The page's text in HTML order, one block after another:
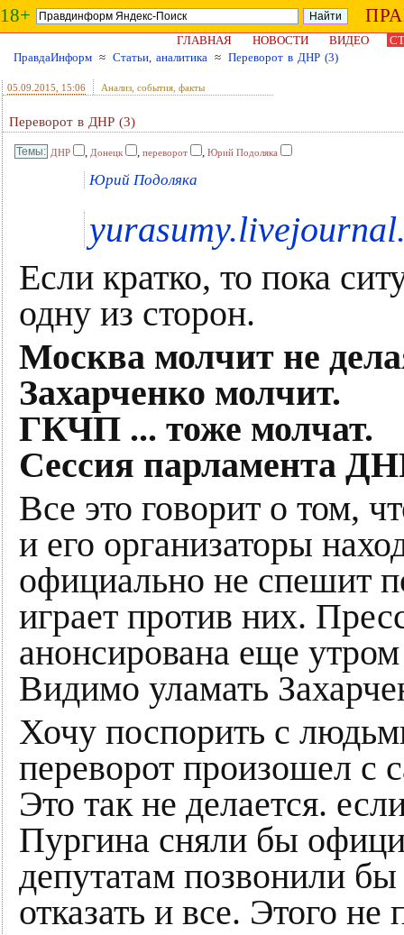
18+
ГЛАВНАЯ НОВОСТИ ВИДЕО
ПравдаИнформ ≈ Статьи, аналитика ≈ Переворот в ДНР (3)
05.09.2015 , 15:06 Анализ, события, факты
Переворот в ДНР (3)
ДНР , Донецк , переворот , Юрий Подоляка
Юрий Подоляка
Если кратко, то пока
одну из сторон.
Москва молчит не
Захарченко молчит.
ГКЧП ... тоже молчат.
Сессия парламента
Все это говорит о том,
и его организаторы
официально не спешит
играет против них.
анонсирована еще
Видимо уламать
Хочу поспорить с
переворот произошел с
Это так не делается.
Пургина сняли бы
депутатам позвонили
отказать и все. Этого